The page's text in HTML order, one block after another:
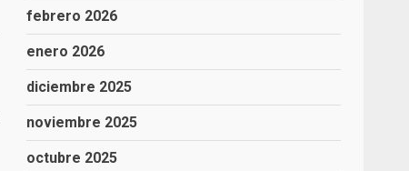
febrero 2026
enero 2026
diciembre 2025
noviembre 2025
octubre 2025